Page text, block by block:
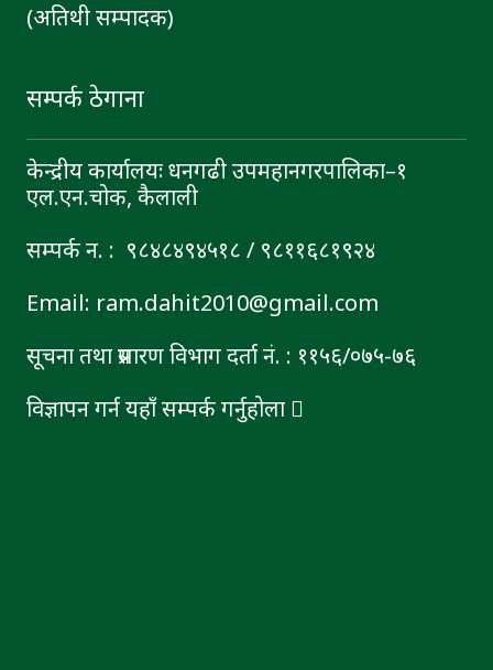
(अतिथी सम्पादक)
सम्पर्क ठेगाना
केन्द्रीय कार्यालयः धनगढी उपमहानगरपालिका–१
एल.एन.चोक, कैलाली
सम्पर्क न. : ९८४८४९४५१८ / ९८११६८१९२४
Email: ram.dahit2010@gmail.com
सूचना तथा प्रसारण विभाग दर्ता नं. : ११५६/०७५-७६
विज्ञापन गर्न यहाँ सम्पर्क गर्नुहोला